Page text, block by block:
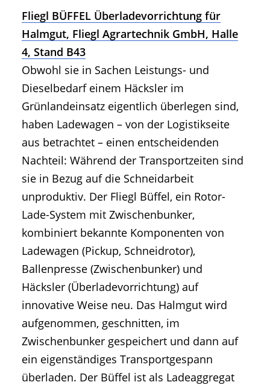
Fliegl BÜFFEL Überladevorrichtung für
Halmgut, Fliegl Agrartechnik GmbH, Halle
4, Stand B43
Obwohl sie in Sachen Leistungs- und
Dieselbedarf einem Häcksler im
Grünlandeinsatz eigentlich überlegen sind,
haben Ladewagen – von der Logistikseite
aus betrachtet – einen entscheidenden
Nachteil: Während der Transportzeiten sind
sie in Bezug auf die Schneidarbeit
unproduktiv. Der Fliegl Büffel, ein Rotor-
Lade-System mit Zwischenbunker,
kombiniert bekannte Komponenten von
Ladewagen (Pickup, Schneidrotor),
Ballenpresse (Zwischenbunker) und
Häcksler (Überladevorrichtung) auf
innovative Weise neu. Das Halmgut wird
aufgenommen, geschnitten, im
Zwischenbunker gespeichert und dann auf
ein eigenständiges Transportgespann
überladen. Der Büffel ist als Ladeaggregat